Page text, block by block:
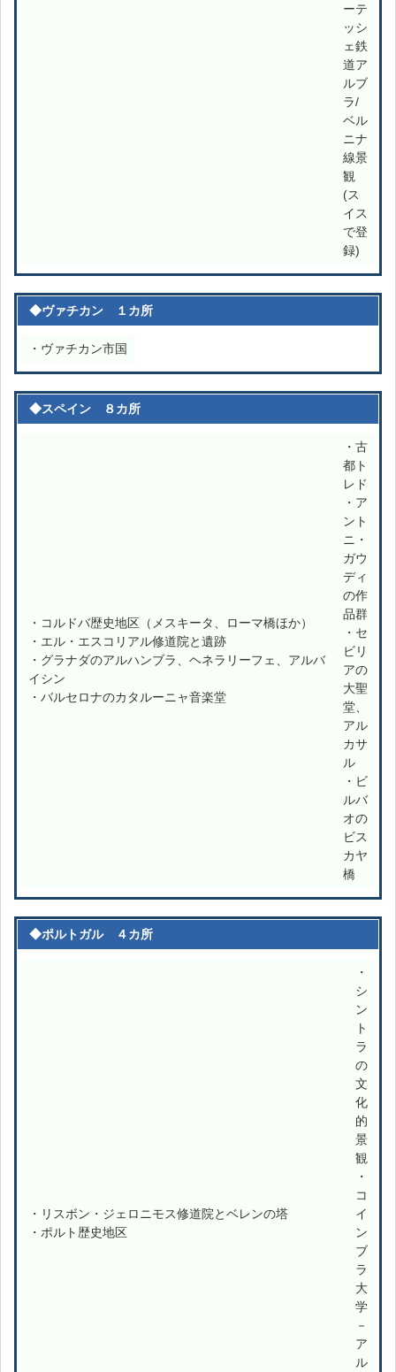
ーテ
ッシ
ェ鉄
道ア
ルブ
ラ/
ベル
ニナ
線景
観
(ス
イス
で登
録)
◆ヴァチカン １カ所
・ヴァチカン市国
◆スペイン ８カ所
・コルドバ歴史地区（メスキータ、ローマ橋ほか）
・エル・エスコリアル修道院と遺跡
・グラナダのアルハンブラ、ヘネラリーフェ、アルバ
イシン
・バルセロナのカタルーニャ音楽堂
・古
都ト
レド
・ア
ント
ニ・
ガウ
ディ
の作
品群
・セ
ビリ
アの
大聖
堂、
アル
カサ
ル
・ビ
ルバ
オの
ビス
カヤ
橋
◆ポルトガル ４カ所
・リスボン・ジェロニモス修道院とベレンの塔
・ポルト歴史地区
・
シ
ン
ト
ラ
の
文
化
的
景
観
・
コ
イ
ン
ブ
ラ
大
学
－
ア
ル